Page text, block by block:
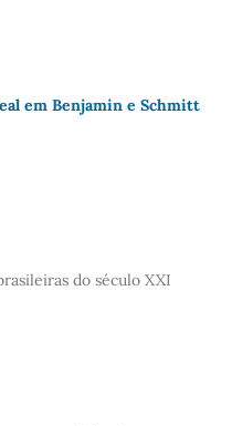
em Benjamin e Schmitt
do século XXI